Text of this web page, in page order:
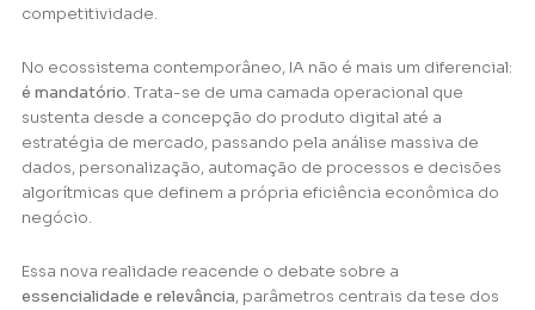
competitividade.
No ecossistema contemporâneo, IA não é mais um diferencial:
é mandatório. Trata-se de uma camada operacional que
sustenta desde a concepção do produto digital até a
estratégia de mercado, passando pela análise massiva de
dados, personalização, automação de processos e decisões
algorítmicas que definem a própria eficiência econômica do
negócio.
Essa nova realidade reacende o debate sobre a
essencialidade e relevância, parâmetros centrais da tese dos